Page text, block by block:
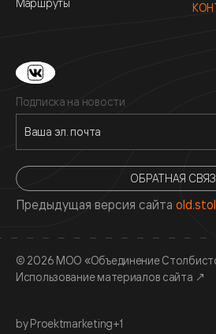
Маршруты
Подписка на новости
ОБРАТНАЯ
Предыдущая версия сайта
© 2026 МОО «Объединение
Использование материалов сайта ↗
by Proektmarketing+1